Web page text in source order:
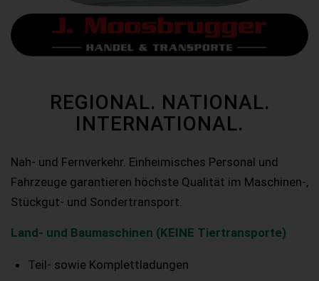
REGIONAL. NATIONAL.
INTERNATIONAL.
Nah- und Fernverkehr. Einheimisches Personal und
Fahrzeuge garantieren höchste Qualität im Maschinen-,
Stückgut- und Sondertransport.
Land- und Baumaschinen (KEINE Tiertransporte)
Teil- sowie Komplettladungen